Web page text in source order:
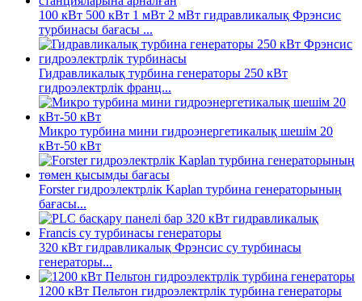
100 кВт 500 кВт 1 мВт 2 мВт гидравликалық Фрэнсис
турбинасы бағасы ...
Гидравликалық турбина генераторы 250 кВт
гидроэлектрлік франц...
Микро турбина мини гидроэнергетикалық шешім 20
кВт-50 кВт
Forster гидроэлектрлік Kaplan турбина генераторының
бағасы...
320 кВт гидравликалық Фрэнсис су турбинасы
генераторы...
1200 кВт Пельтон гидроэлектрлік турбина генераторы